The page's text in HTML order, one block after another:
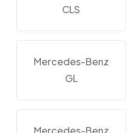
CLS
Mercedes-Benz
GL
Mercedes-Benz